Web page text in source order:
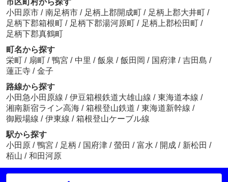
市区町村から探す
小田原市 / 南足柄市 / 足柄上郡開成町 / 足柄上郡大井町 /
足柄下郡箱根町 / 足柄下郡湯河原町 / 足柄上郡松田町 /
足柄下郡真鶴町
町名から探す
栄町 / 扇町 / 鴨宮 / 中里 / 飯泉 / 飯田岡 / 国府津 / 吉田島 /
蓮正寺 / 金子
路線から探す
小田急小田原線 / 伊豆箱根鉄道大雄山線 / 東海道本線 /
湘南新宿ライン高海 / 箱根登山鉄道 / 東海道新幹線 /
御殿場線 / 伊東線 / 箱根登山ケーブル線
駅から探す
小田原 / 鴨宮 / 足柄 / 国府津 / 螢田 / 富水 / 開成 / 新松田 /
栢山 / 和田河原